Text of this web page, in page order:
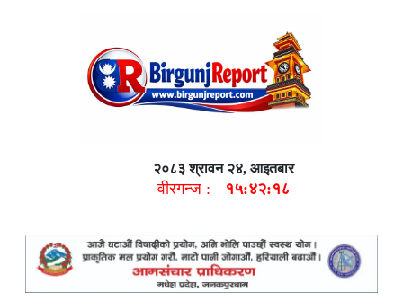
२०८३ श्रावन २४, आइतबार
वीरगन्ज : १५:४२:१९